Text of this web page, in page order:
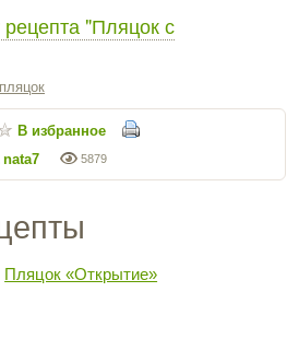
"Пляцок с
пляцок
5879
nata7
В избранное
Пляцок «Открытие»